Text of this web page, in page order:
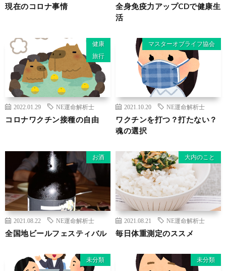
現在のコロナ事情
全身免疫力アップCDで健康生
活
健康
旅行
2022.01.29 NE運命解析士
コロナワクチン接種の自由
マスターオブライフ協会
2021.10.20 NE運命解析士
ワクチンを打つ？打たない？
魂の選択
お酒
2021.08.22 NE運命解析士
全国地ビールフェスティバル
大内のこと
2021.08.21 NE運命解析士
毎日体重測定のススメ
未分類 未分類